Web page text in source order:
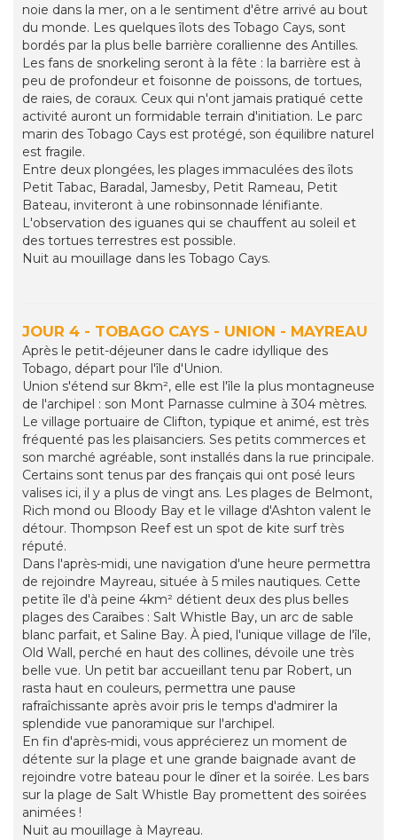
noie dans la mer, on a le sentiment d'être arrivé au bout
du monde. Les quelques îlots des Tobago Cays, sont
bordés par la plus belle barrière corallienne des Antilles.
Les fans de snorkeling seront à la fête : la barrière est à
peu de profondeur et foisonne de poissons, de tortues,
de raies, de coraux. Ceux qui n'ont jamais pratiqué cette
activité auront un formidable terrain d'initiation. Le parc
marin des Tobago Cays est protégé, son équilibre naturel
est fragile.
Entre deux plongées, les plages immaculées des îlots
Petit Tabac, Baradal, Jamesby, Petit Rameau, Petit
Bateau, inviteront à une robinsonnade lénifiante.
L'observation des iguanes qui se chauffent au soleil et
des tortues terrestres est possible.
Nuit au mouillage dans les Tobago Cays.
JOUR 4 - TOBAGO CAYS - UNION - MAYREAU
Après le petit-déjeuner dans le cadre idyllique des
Tobago, départ pour l'île d'Union.
Union s'étend sur 8km², elle est l'île la plus montagneuse
de l'archipel : son Mont Parnasse culmine à 304 mètres.
Le village portuaire de Clifton, typique et animé, est très
fréquenté pas les plaisanciers. Ses petits commerces et
son marché agréable, sont installés dans la rue principale.
Certains sont tenus par des français qui ont posé leurs
valises ici, il y a plus de vingt ans. Les plages de Belmont,
Rich mond ou Bloody Bay et le village d'Ashton valent le
détour. Thompson Reef est un spot de kite surf très
réputé.
Dans l'après-midi, une navigation d'une heure permettra
de rejoindre Mayreau, située à 5 miles nautiques. Cette
petite île d'à peine 4km² détient deux des plus belles
plages des Caraïbes : Salt Whistle Bay, un arc de sable
blanc parfait, et Saline Bay. À pied, l'unique village de l'île,
Old Wall, perché en haut des collines, dévoile une très
belle vue. Un petit bar accueillant tenu par Robert, un
rasta haut en couleurs, permettra une pause
rafraîchissante après avoir pris le temps d'admirer la
splendide vue panoramique sur l'archipel.
En fin d'après-midi, vous apprécierez un moment de
détente sur la plage et une grande baignade avant de
rejoindre votre bateau pour le dîner et la soirée. Les bars
sur la plage de Salt Whistle Bay promettent des soirées
animées !
Nuit au mouillage à Mayreau.